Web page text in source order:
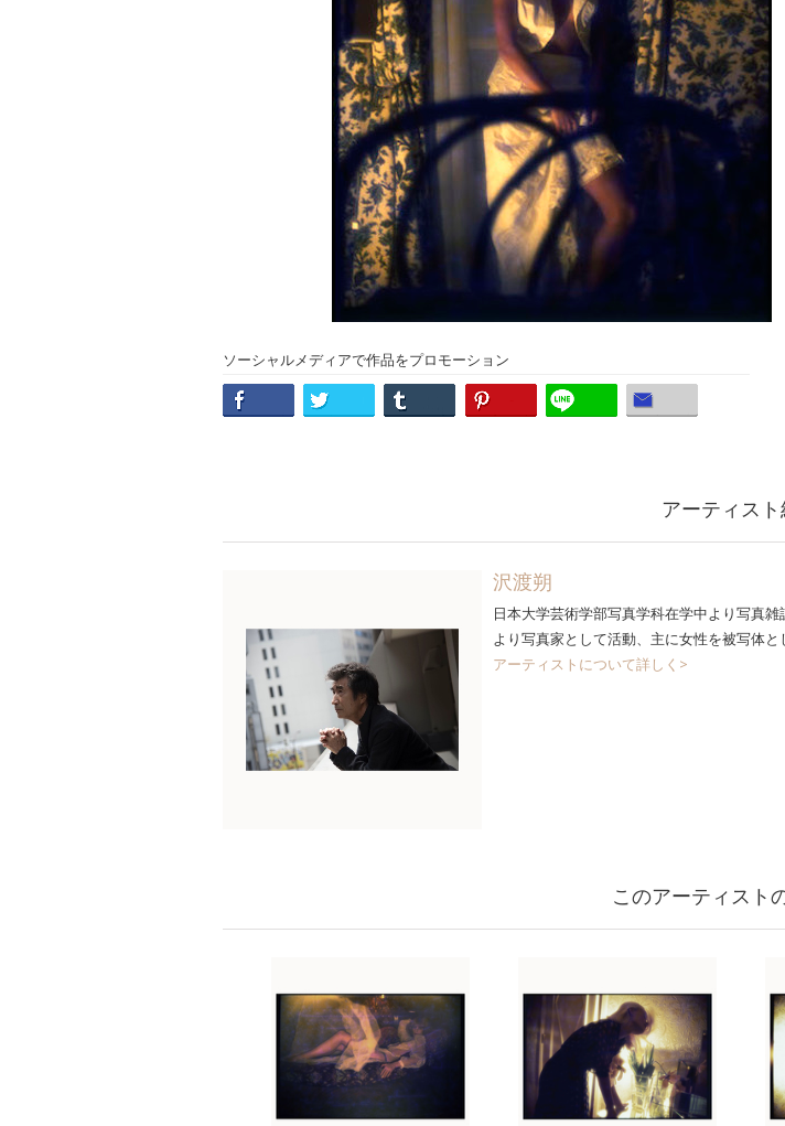
ソーシャルメディアで作品をプロモーション
アーティス
沢渡朔
日本大学芸術学部写真学科在学中より写真
より写真家として活動、主に女性を被写体
アーティストについて詳しく>
このアーティスト